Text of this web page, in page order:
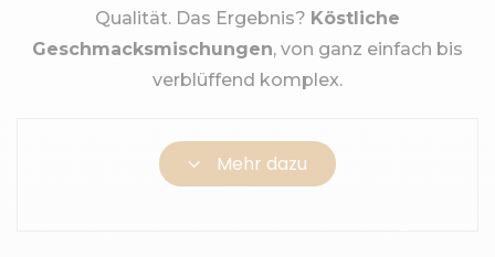
Qualität. Das Ergebnis? Köstliche
Geschmacksmischungen, von ganz einfach bis
verblüffend komplex.
3 Mehr dazu